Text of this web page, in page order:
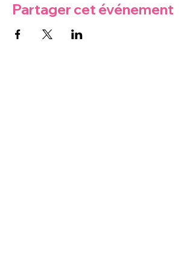
Partager cet événement